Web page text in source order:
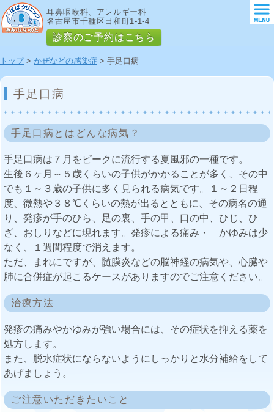
耳鼻咽喉科、アレルギー科
名古屋市千種区日和町1-1-4
診察のご予約はこちら
トップ> かぜなどの感染症 > 手足口病
手足口病
手足口病とはどんな病気？
手足口病は７月をピークに流行する夏風邪の一種です。
生後６ヶ月～５歳くらいの子供がかかることが多く、その中
でも１～３歳の子供に多く見られる病気です。１～２日程
度、微熱や３８℃くらいの熱が出るとともに、その病名の通
り、発疹が手のひら、足の裏、手の甲、口の中、ひじ、ひ
ざ、おしりなどに現れます。発疹による痛み・ かゆみは少
なく、１週間程度で消えます。
ただ、まれにですが、髄膜炎などの脳神経の病気や、心臓や
肺に合併症が起こるケースがありますのでご注意ください。
治療方法
発疹の痛みやかゆみが強い場合には、その症状を抑える薬を
処方します。
また、脱水症状にならないようにしっかりと水分補給をして
あげましょう。
ご注意いただきたいこと